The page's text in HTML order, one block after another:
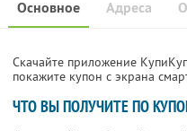
Основное Адреса
Скачайте приложение
покажите купон с экрана
ЧТО ВЫ ПОЛУЧИТЕ ПО